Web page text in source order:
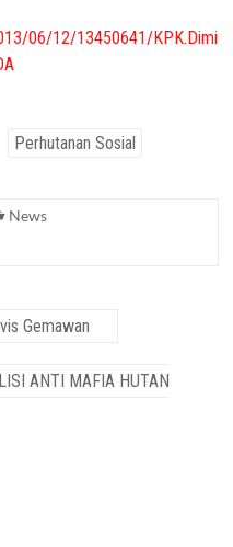
06/12/13450641/KPK.Dimi
Perhutanan Sosial
News
Gemawan
ANTI MAFIA HUTAN